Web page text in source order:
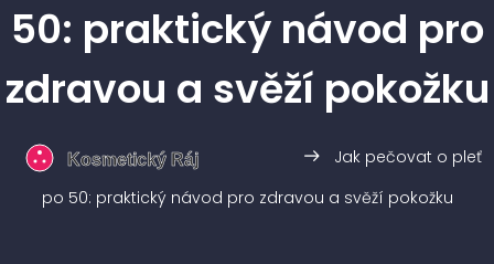
50: praktický návod pro
zdravou a svěží pokožku
Jak pečovat o pleť
po 50: praktický návod pro zdravou a svěží pokožku